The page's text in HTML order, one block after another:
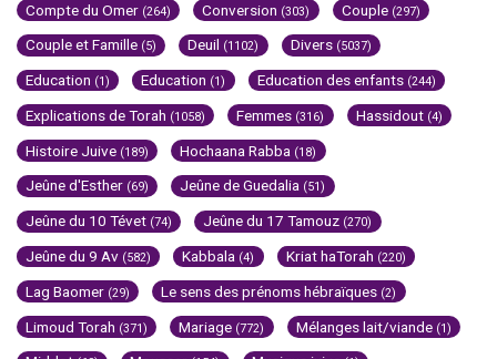
Compte du Omer (264) Conversion (303) Couple (297)
Couple et Famille (5) Deuil (1102) Divers (5037)
Education (1) Education (1) Education des enfants (244)
Explications de Torah (1058) Femmes (316) Hassidout (4)
Histoire Juive (189) Hochaana Rabba (18)
Jeûne d'Esther (69) Jeûne de Guedalia (51)
Jeûne du 10 Tévet (74) Jeûne du 17 Tamouz (270)
Jeûne du 9 Av (582) Kabbala (4) Kriat haTorah (220)
Lag Baomer (29) Le sens des prénoms hébraïques (2)
Limoud Torah (371) Mariage (772) Mélanges lait/viande (1)